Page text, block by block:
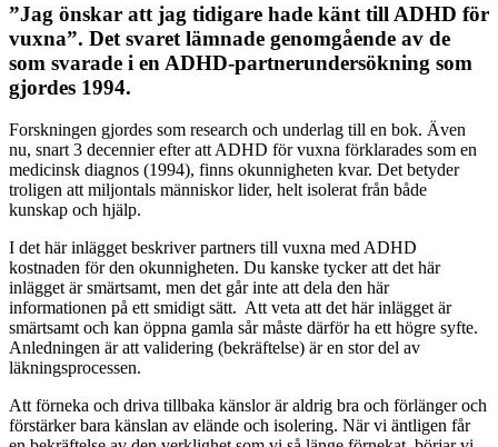
”Jag önskar att jag tidigare hade känt till ADHD för
vuxna”. Det svaret lämnade genomgående av de
som svarade i en ADHD-partnerundersökning som
gjordes 1994.
Forskningen gjordes som research och underlag till en bok. Även
nu, snart 3 decennier efter att ADHD för vuxna förklarades som en
medicinsk diagnos (1994), finns okunnigheten kvar. Det betyder
troligen att miljontals människor lider, helt isolerat från både
kunskap och hjälp.
I det här inlägget beskriver partners till vuxna med ADHD
kostnaden för den okunnigheten. Du kanske tycker att det här
inlägget är smärtsamt, men det går inte att dela den här
informationen på ett smidigt sätt. Att veta att det här inlägget är
smärtsamt och kan öppna gamla sår måste därför ha ett högre syfte.
Anledningen är att validering (bekräftelse) är en stor del av
läkningsprocessen.
Att förneka och driva tillbaka känslor är aldrig bra och förlänger och
förstärker bara känslan av elände och isolering. När vi äntligen får